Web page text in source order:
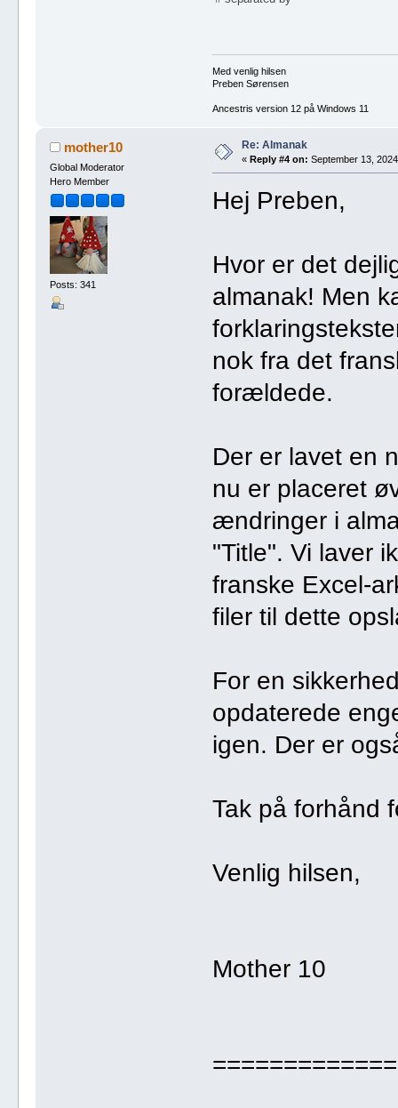
Med venlig hilsen
Preben Sørensen
Ancestris version 12 på Windows 11
mother10
Global Moderator
Hero Member
Posts: 341
Re: Almanak
« Reply #4 on: September 13,
Hej Preben,
Hvor er det
almanak! Men
nok fra det
forældede.
Der er lavet en
nu er placeret
ændringer i
"Title". Vi laver
franske Excel-
filer til dette
For en
opdaterede
igen. Der er
Tak på forhånd
Venlig hilsen,
Mother 10